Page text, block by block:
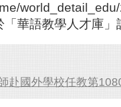
華語教學人才庫」
赴國外學校任教第